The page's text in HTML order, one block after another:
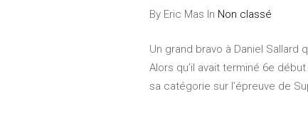
By Eric Mas In Non classé
Un grand bravo à Daniel Sallard
Alors qu’il avait terminé 6e
sa catégorie sur l’épreuve de